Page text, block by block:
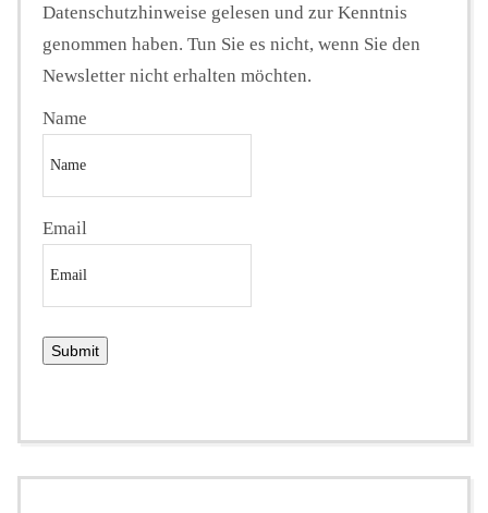
Datenschutzhinweise gelesen und zur Kenntnis
genommen haben. Tun Sie es nicht, wenn Sie den
Newsletter nicht erhalten möchten.
Name
Email